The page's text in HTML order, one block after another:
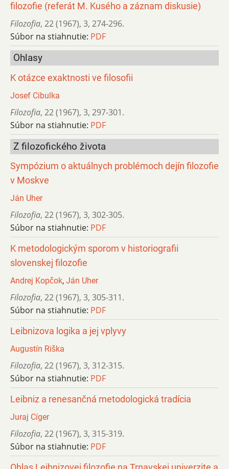
filozofie (referát M. Kusého a záznam diskusie)
Filozofia, 22 (1967), 3, 274-296.
Súbor na stiahnutie: PDF
Ohlasy
K otázce exaktnosti ve filosofii
Josef Cibulka
Filozofia, 22 (1967), 3, 297-301.
Súbor na stiahnutie: PDF
Z filozofického života
Sympózium o aktuálnych problémoch dejín filozofie
v Moskve
Ján Uher
Filozofia, 22 (1967), 3, 302-305.
Súbor na stiahnutie: PDF
K metodologickým sporom v historiografii
slovenskej filozofie
Andrej Kopčok, Ján Uher
Filozofia, 22 (1967), 3, 305-311.
Súbor na stiahnutie: PDF
Leibnizova logika a jej vplyvy
Augustín Riška
Filozofia, 22 (1967), 3, 312-315.
Súbor na stiahnutie: PDF
Leibniz a renesančná metodologická tradícia
Juraj Cíger
Filozofia, 22 (1967), 3, 315-319.
Súbor na stiahnutie: PDF